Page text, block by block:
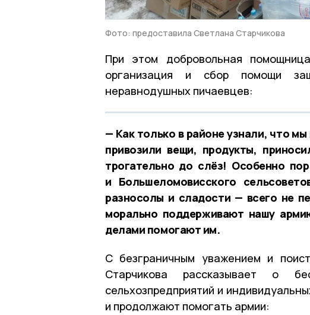
Фото: предоставила Светлана Старчикова
При этом добровольная
организация и сбор помощи
неравнодушных пичаевцев:
— Как только в районе узнали, что
привозили вещи, продукты,
трогательно до слёз! Особенно
и Большеломовисского
разносолы и сладости — всего не
морально поддерживают нашу
делами помогают им.
С безграничным уважением и
Старчикова рассказывает о
сельхозпредприятий и
и продолжают помогать армии: